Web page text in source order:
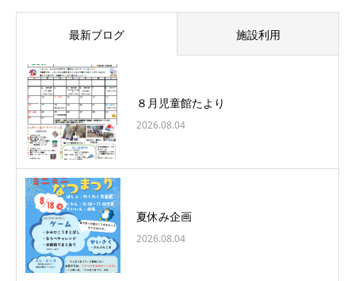
最新ブログ 施設利用
８月児童館たより
2026.08.04
夏休み企画
2026.08.04